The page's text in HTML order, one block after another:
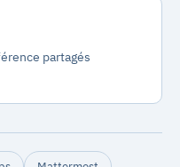
partagés